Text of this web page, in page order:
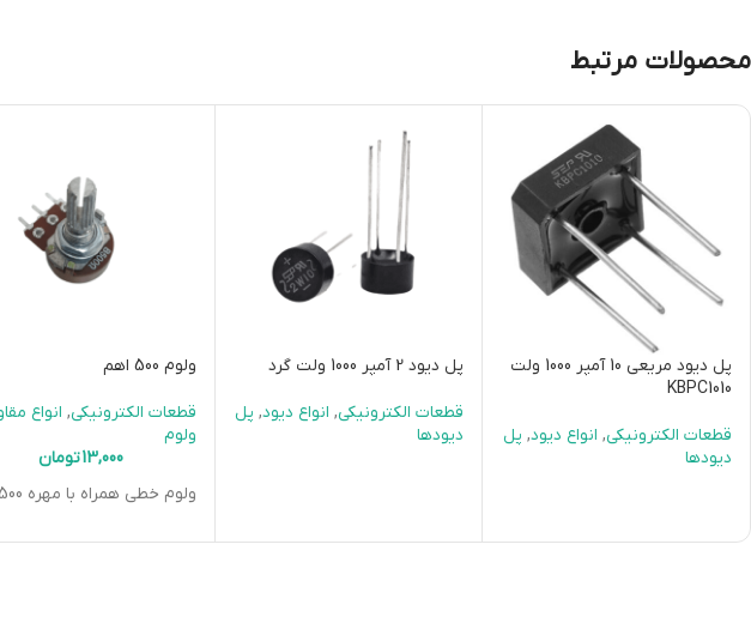
محصولات مرتبط
پل دیود مریعی 10 آمپر 1000 ولت
KBPC1010
قطعات الکترونیکی, انواع دیود, پل
دیودها
پل دیود 2 آمپر 1000 ولت گرد
قطعات الکترونیکی, انواع دیود, پل
دیودها
ولوم 500 اهم
قطعات الکترونیکی, انواع
ولوم
13,000تومان
ولوم خطی همراه با مهره 500 اهم